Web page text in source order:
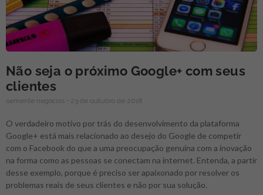
Não seja o próximo Google+ com seus
clientes
semente negócios 23 de outubro de 2018
O verdadeiro motivo por trás do desenvolvimento da plataforma
Google+ está mais relacionado ao desejo do Google de competir
com o Facebook do que a uma preocupação genuína com a inovação
na forma como as pessoas se conectam na internet. Entenda, a partir
desse exemplo, porque é preciso ser apaixonado por resolver os
problemas reais de seus clientes e não por sua solução.